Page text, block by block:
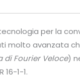
per la
molto avanzata
di Fourier Veloce)
1-1.